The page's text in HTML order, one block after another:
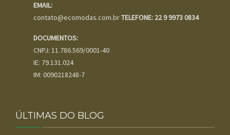
EMAIL:
contato@ecomodas.com.brTELEFONE: 22 9 9973 0834
DOCUMENTOS:
CNPJ: 11.786.569/0001-40
IE: 79.131.024
IM: 0090218248-7
ÚLTIMAS DO BLOG